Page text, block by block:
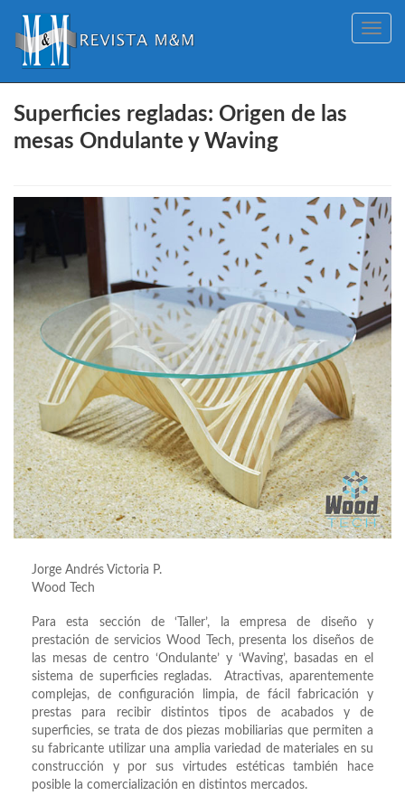
Toggle
Superficies regladas: Origen de las
mesas Ondulante y Waving
Jorge Andrés Victoria P.
Wood Tech
Para esta sección de ‘Taller’, la empresa de diseño y
prestación de servicios Wood Tech, presenta los diseños de
las mesas de centro ‘Ondulante’ y ‘Waving’, basadas en el
sistema de superficies regladas. Atractivas, aparentemente
complejas, de configuración limpia, de fácil fabricación y
prestas para recibir distintos tipos de acabados y de
superficies, se trata de dos piezas mobiliarias que permiten a
su fabricante utilizar una amplia variedad de materiales en su
construcción y por sus virtudes estéticas también hace
posible la comercialización en distintos mercados.